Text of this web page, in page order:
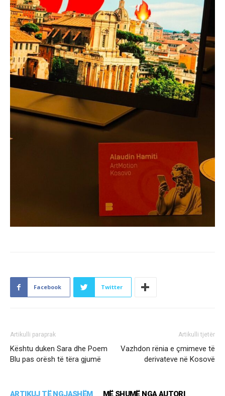
Facebook Twitter
Artikulli paraprak
Kështu duken Sara dhe Poem
Blu pas orësh të tëra gjumë
Artikulli tjetër
Vazhdon rënia e çmimeve të
derivateve në Kosovë
ARTIKUJ TË NGJASHËM MË SHUMË NGA AUTORI